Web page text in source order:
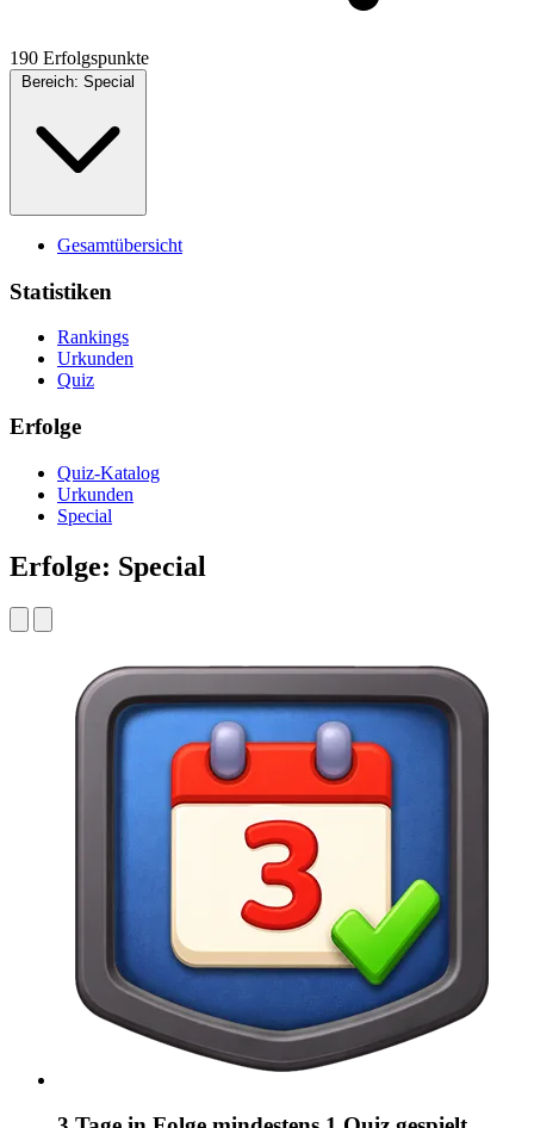
190 Erfolgspunkte
Bereich: Special
Gesamtübersicht
Statistiken
Rankings
Urkunden
Quiz
Erfolge
Quiz-Katalog
Urkunden
Special
Erfolge: Special